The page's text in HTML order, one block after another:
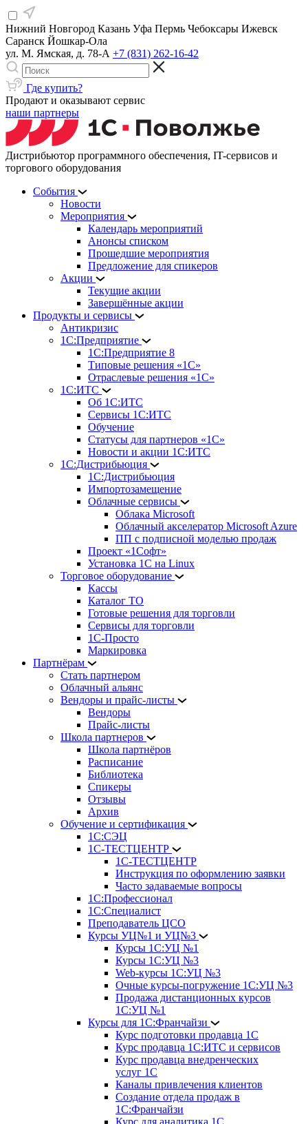
Нижний Новгород Казань Уфа Пермь Чебоксары Ижевск
Саранск Йошкар-Ола
ул. М. Ямская, д. 78-А +7 (831) 262-16-42
Где купить?
Продают и оказывают сервис
наши партнеры
Дистрибьютор программного обеспечения, IT-сервисов и
торгового оборудования
События
Новости
Мероприятия
Календарь мероприятий
Анонсы списком
Прошедшие мероприятия
Предложение для спикеров
Акции
Текущие акции
Завершённые акции
Продукты и сервисы
Антикризис
1С:Предприятие
1С:Предприятие 8
Типовые решения «1С»
Отраслевые решения «1С»
1С:ИТС
Об 1С:ИТС
Сервисы 1С:ИТС
Обучение
Статусы для партнеров «1С»
Новости и акции 1С:ИТС
1С:Дистрибьюция
1С:Дистрибьюция
Импортозамещение
Облачные сервисы
Облака Microsoft
Облачный акселератор Microsoft Azure
ПП с подписной моделью продаж
Проект «1Софт»
Установка 1С на Linux
Торговое оборудование
Кассы
Каталог ТО
Готовые решения для торговли
Сервисы для торговли
1С-Просто
Маркировка
Партнёрам
Стать партнером
Облачный альянс
Вендоры и прайс-листы
Вендоры
Прайс-листы
Школа партнеров
Школа партнёров
Расписание
Библиотека
Спикеры
Отзывы
Архив
Обучение и сертификация
1С:СЭЦ
1С-ТЕСТЦЕНТР
1С-ТЕСТЦЕНТР
Инструкция по оформлению заявки
Часто задаваемые вопросы
1С:Профессионал
1С:Специалист
Преподаватель ЦСО
Курсы УЦ№1 и УЦ№3
Курсы 1С:УЦ №1
Курсы 1С:УЦ №3
Web-курсы 1С:УЦ №3
Очные курсы-погружение 1С:УЦ №3
Продажа дистанционных курсов
1С:УЦ №1
Курсы для 1С:Франчайзи
Курс подготовки продавца 1С
Курс продавца 1С:ИТС и сервисов
Курс продавца внедренческих
услуг 1С
Каналы привлечения клиентов
Создание отдела продаж в
1С:Франчайзи
Курс для аналитика 1С